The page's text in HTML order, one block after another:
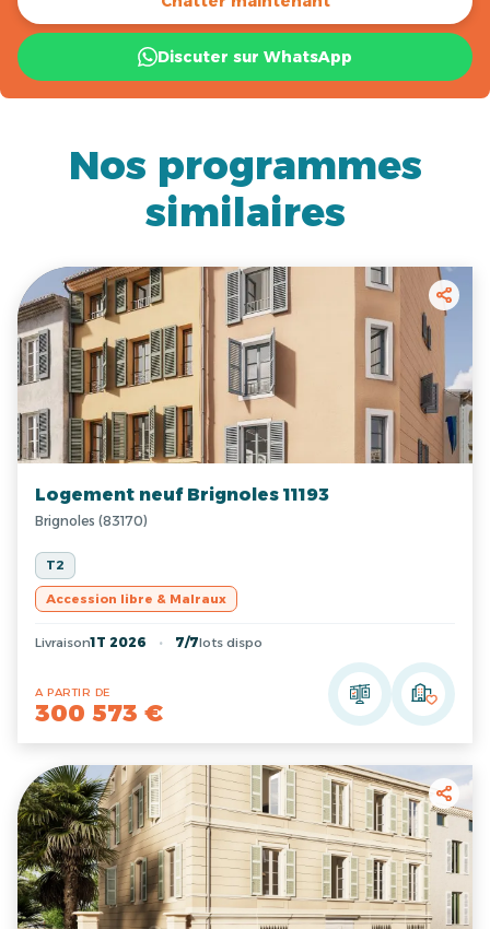
Discuter sur WhatsApp
Nos programmes
similaires
Logement neuf Brignoles 11193
Brignoles (83170)
T2
Accession libre & Malraux
Livraison1T 2026 7/7lots dispo
A PARTIR DE
300 573 €